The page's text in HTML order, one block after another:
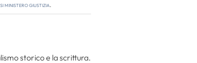
ministero giustizia.
storico e la scrittura.